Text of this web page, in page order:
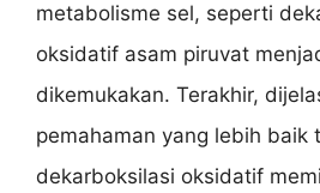
metabolisme sel, seperti
oksidatif asam piruvat
dikemukakan. Terakhir,
pemahaman yang lebih baik
dekarboksilasi oksidatif